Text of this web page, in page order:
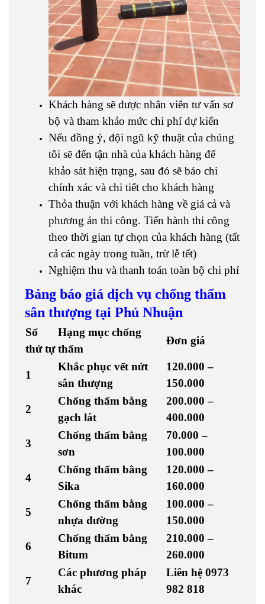
Khách hàng sẽ được nhân viên tư vấn sơ
bộ và tham khảo mức chi phí dự kiến
Nếu đồng ý, đội ngũ kỹ thuật của chúng
tôi sẽ đến tận nhà của khách hàng để
khảo sát hiện trạng, sau đó sẽ báo chi
chính xác và chi tiết cho khách hàng
Thỏa thuận với khách hàng về giá cả và
phương án thi công. Tiến hành thi công
theo thời gian tự chọn của khách hàng (tất
cả các ngày trong tuần, trừ lễ tết)
Nghiệm thu và thanh toán toàn bộ chi phí
Bảng báo giá dịch vụ chống thấm
sân thượng tại Phú Nhuận
Số
thứ tự
Hạng mục chống
thấm
Đơn giá
1
Khắc phục vết nứt
sân thượng
120.000 –
150.000
2
Chống thấm bằng
gạch lát
200.000 –
400.000
3
Chống thấm bằng
sơn
70.000 –
100.000
4
Chống thấm bằng
Sika
120.000 –
160.000
5
Chống thấm bằng
nhựa đường
100.000 –
150.000
6
Chống thấm bằng
Bitum
210.000 –
260.000
7
Các phương pháp
khác
Liên hệ 0973
982 818